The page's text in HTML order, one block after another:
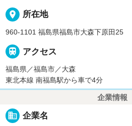
place 所在地
960-1101 福島県福島市大森下原田25
 アクセス
福島県／福島市／大森
東北本線 南福島駅から車で4分
企業情報
business 企業名